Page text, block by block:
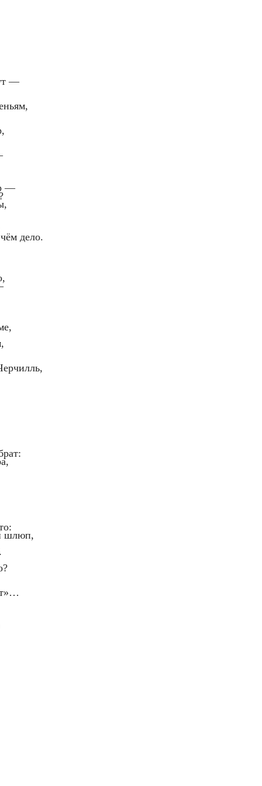
—
—
дело.
шлюп,